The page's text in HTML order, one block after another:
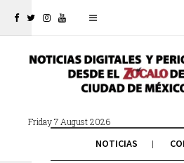
Friday 7 August 2026
NOTICIAS